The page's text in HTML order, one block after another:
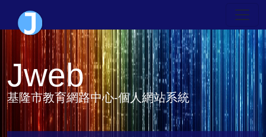
Jweb
基隆市教育網路中心-個人網站系統